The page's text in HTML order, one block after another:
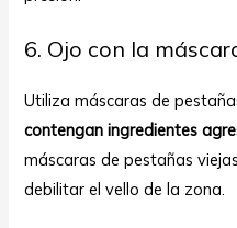
6. Ojo con la
Utiliza máscaras de
contengan ingredientes
máscaras de pestañas
debilitar el vello de la zona.